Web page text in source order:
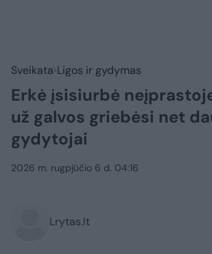
Sveikata Ligos ir gydymas
Erkė įsisiurbė
už galvos griebėsi net
gydytojai
2026 m. rugpjūčio 6 d. 04:16
Lrytas.lt